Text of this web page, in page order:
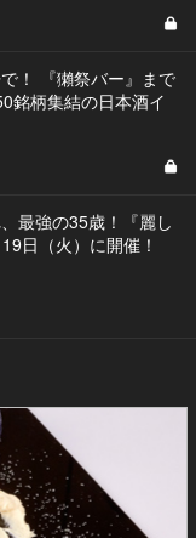
！ 『獺祭バー』まで
銘柄集結の日本酒イ
最強の35歳！『麗し
日（火）に開催！